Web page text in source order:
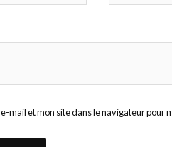
mail et mon site dans le navigateur pour